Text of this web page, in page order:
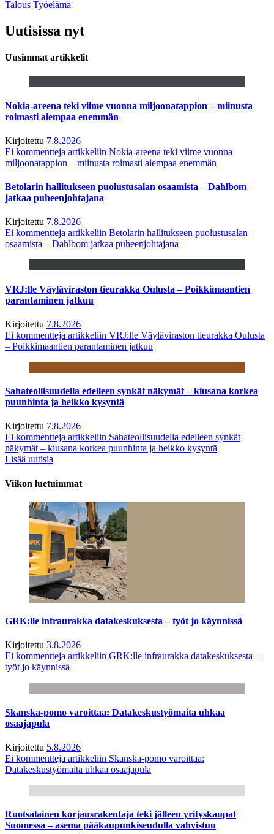
Talous Työelämä
Uutisissa nyt
Uusimmat artikkelit
Nokia-areena teki viime vuonna miljoonatappion – miinusta
roimasti aiempaa enemmän
Kirjoitettu 7.8.2026
Ei kommentteja artikkeliin Nokia-areena teki viime vuonna
miljoonatappion – miinusta roimasti aiempaa enemmän
Betolarin hallitukseen puolustusalan osaamista – Dahlbom
jatkaa puheenjohtajana
Kirjoitettu 7.8.2026
Ei kommentteja artikkeliin Betolarin hallitukseen puolustusalan
osaamista – Dahlbom jatkaa puheenjohtajana
VRJ:lle Väyläviraston tieurakka Oulusta – Poikkimaantien
parantaminen jatkuu
Kirjoitettu 7.8.2026
Ei kommentteja artikkeliin VRJ:lle Väyläviraston tieurakka Oulusta
– Poikkimaantien parantaminen jatkuu
Sahateollisuudella edelleen synkät näkymät – kiusana korkea
puunhinta ja heikko kysyntä
Kirjoitettu 7.8.2026
Ei kommentteja artikkeliin Sahateollisuudella edelleen synkät
näkymät – kiusana korkea puunhinta ja heikko kysyntä
Lisää uutisia
Viikon luetuimmat
GRK:lle infraurakka datakeskuksesta – työt jo käynnissä
Kirjoitettu 3.8.2026
Ei kommentteja artikkeliin GRK:lle infraurakka datakeskuksesta –
työt jo käynnissä
Skanska-pomo varoittaa: Datakeskustyömaita uhkaa
osaajapula
Kirjoitettu 5.8.2026
Ei kommentteja artikkeliin Skanska-pomo varoittaa:
Datakeskustyömaita uhkaa osaajapula
Ruotsalainen korjausrakentaja teki jälleen yrityskaupat
Suomessa – asema pääkaupunkiseudulla vahvistuu